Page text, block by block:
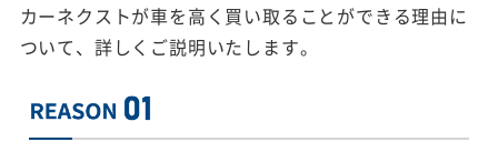
カーネクストが車を高く買い取ることができる理由に
ついて、詳しくご説明いたします。